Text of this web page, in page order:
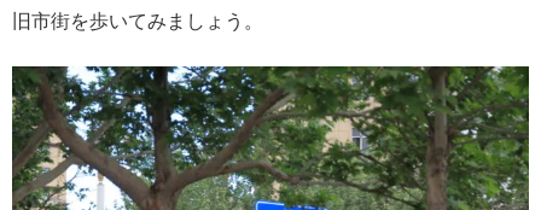
旧市街を歩いてみましょう。